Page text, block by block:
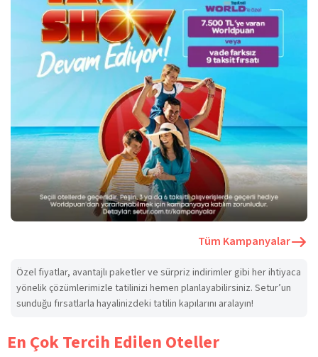
Tüm Kampanyalar
Özel fiyatlar, avantajlı paketler ve sürpriz indirimler gibi her ihtiyaca
yönelik çözümlerimizle tatilinizi hemen planlayabilirsiniz. Setur’un
sunduğu fırsatlarla hayalinizdeki tatilin kapılarını aralayın!
En Çok Tercih Edilen Oteller